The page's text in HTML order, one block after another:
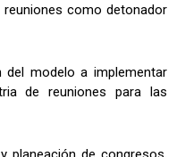
como detonador
modelo a implementar
de reuniones para las